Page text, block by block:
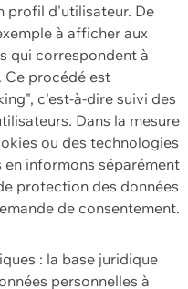
profil d'utilisateur. De
à afficher aux
qui correspondent à
Ce procédé est
c'est-à-dire suivi des
Dans la mesure
ou des technologies
informons séparément
protection des données
de consentement.
: la base juridique
personnelles à